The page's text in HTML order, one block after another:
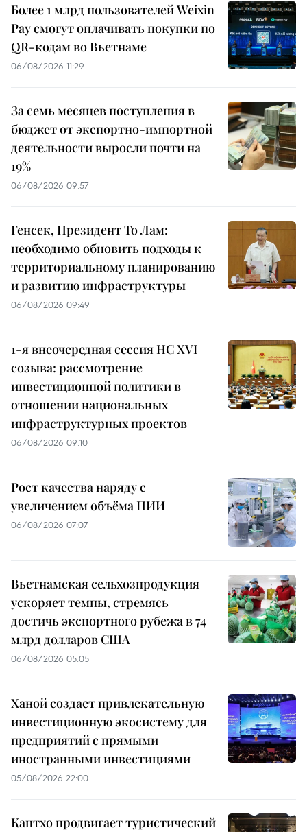
Более 1 млрд пользователей Weixin
Pay смогут оплачивать покупки по
QR-кодам во Вьетнаме
06/08/2026 11:29
За семь месяцев поступления в
бюджет от экспортно-импортной
деятельности выросли почти на
19%
06/08/2026 09:57
Генсек, Президент То Лам:
необходимо обновить подходы к
территориальному планированию
и развитию инфраструктуры
06/08/2026 09:49
1-я внеочередная сессия НС XVI
созыва: рассмотрение
инвестиционной политики в
отношении национальных
инфраструктурных проектов
06/08/2026 09:10
Рост качества наряду с
увеличением объёма ПИИ
06/08/2026 07:07
Вьетнамская сельхозпродукция
ускоряет темпы, стремясь
достичь экспортного рубежа в 74
млрд долларов США
06/08/2026 05:05
Ханой создает привлекательную
инвестиционную экосистему для
предприятий с прямыми
иностранными инвестициями
05/08/2026 22:00
Кантхо продвигает туристический